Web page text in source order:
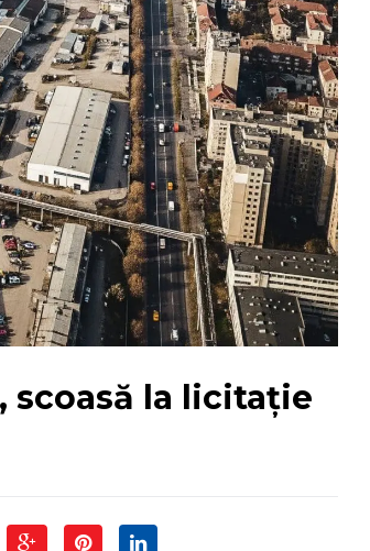
scoasă la licitație